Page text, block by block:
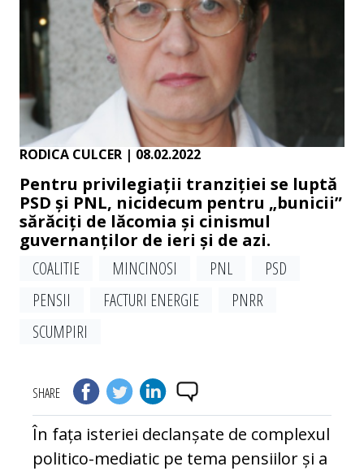
RODICA CULCER | 08.02.2022
Pentru privilegiații tranziției se luptă
PSD și PNL, nicidecum pentru „bunicii”
sărăciți de lăcomia și cinismul
guvernanților de ieri și de azi.
COALITIE
MINCINOSI PNL
PSD
PENSII
FACTURI ENERGIE
PNRR
SCUMPIRI
SHARE
În fața isteriei declanșate de complexul
politico-mediatic pe tema pensiilor și a